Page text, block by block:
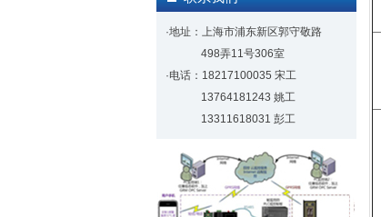
·地址：上海市浦东新区郭守敬路
498弄11号306室
·电话：18217100035 宋工
13764181243 姚工
13311618031 彭工